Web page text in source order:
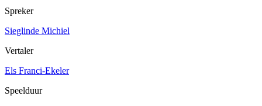
Spreker
Sieglinde Michiel
Vertaler
Els Franci-Ekeler
Speelduur